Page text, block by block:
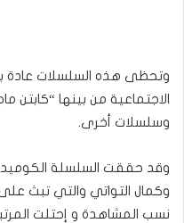
وتحظى هذه السلسلات عادة
الاجتماعية من بينها “كابتن
وسلسلات أخرى.
وقد حققت السلسلة
وكمال التواتي والتي تبث
نسب المشاهدة و إحتلت